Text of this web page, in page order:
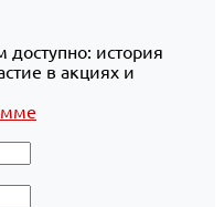
доступно: история
в акциях и